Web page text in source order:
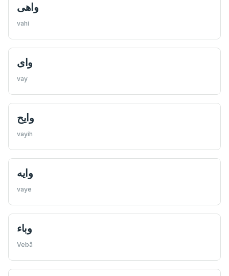
واهی
vahi
واى
vay
وايح
vayih
وايه
vaye
وباء
Vebâ